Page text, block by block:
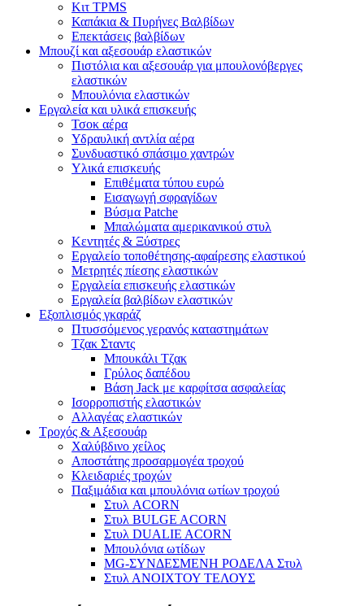
Κιτ TPMS
Καπάκια & Πυρήνες Βαλβίδων
Επεκτάσεις βαλβίδων
Μπουζί και αξεσουάρ ελαστικών
Πιστόλια και αξεσουάρ για μπουλονόβεργες
ελαστικών
Μπουλόνια ελαστικών
Εργαλεία και υλικά επισκευής
Τσοκ αέρα
Υδραυλική αντλία αέρα
Συνδυαστικό σπάσιμο χαντρών
Υλικά επισκευής
Επιθέματα τύπου ευρώ
Εισαγωγή σφραγίδων
Βύσμα Patche
Μπαλώματα αμερικανικού στυλ
Κεντητές & Ξύστρες
Εργαλείο τοποθέτησης-αφαίρεσης ελαστικού
Μετρητές πίεσης ελαστικών
Εργαλεία επισκευής ελαστικών
Εργαλεία βαλβίδων ελαστικών
Εξοπλισμός γκαράζ
Πτυσσόμενος γερανός καταστημάτων
Τζακ Σταντς
Μπουκάλι Τζακ
Γρύλος δαπέδου
Βάση Jack με καρφίτσα ασφαλείας
Ισορροπιστής ελαστικών
Αλλαγέας ελαστικών
Τροχός & Αξεσουάρ
Χαλύβδινο χείλος
Αποστάτης προσαρμογέα τροχού
Κλειδαριές τροχών
Παξιμάδια και μπουλόνια ωτίων τροχού
Στυλ ACORN
Στυλ BULGE ACORN
Στυλ DUALIE ACORN
Μπουλόνια ωτίδων
MG-ΣΥΝΔΕΣΜΕΝΗ ΡΟΔΕΛΑ Στυλ
Στυλ ΑΝΟΙΧΤΟΥ ΤΕΛΟΥΣ